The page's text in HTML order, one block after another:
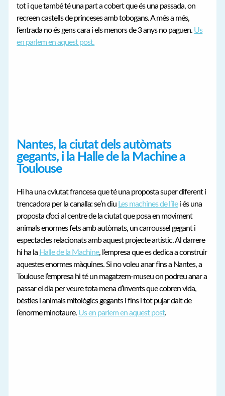
tot i que també té una part a cobert que és una passada, on
recreen castells de princeses amb tobogans. A més a més,
l’entrada no és gens cara i els menors de 3 anys no paguen. Us
en parlem en aquest post.
Nantes, la ciutat dels autòmats
gegants, i la Halle de la Machine a
Toulouse
Hi ha una cviutat francesa que té una proposta super diferent i
trencadora per la canalla: se’n diu Les machines de l’ilei és una
proposta d’oci al centre de la ciutat que posa en moviment
animals enormes fets amb autòmats, un carroussel gegant i
espectacles relacionats amb aquest projecte artístic. Al darrere
hi ha la Halle de la Machine, l’empresa que es dedica a construir
aquestes enormes màquines. Si no voleu anar fins a Nantes, a
Toulouse l’empresa hi té un magatzem-museu on podreu anar a
passar el dia per veure tota mena d’invents que cobren vida,
bèsties i animals mitològics gegants i fins i tot pujar dalt de
l’enorme minotaure. Us en parlem en aquest post.